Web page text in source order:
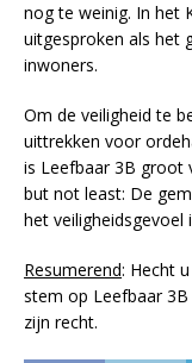
nog te weinig. In het
uitgesproken als het
inwoners.
Om de veiligheid te
uittrekken voor
is Leefbaar 3B groot
but not least: De
het veiligheidsgevoel
Resumerend: Hecht
stem op Leefbaar
zijn recht.